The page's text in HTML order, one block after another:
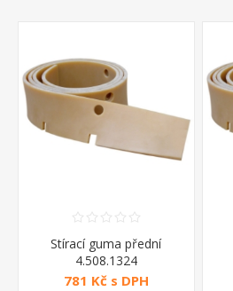
Stírací guma přední
4.508.1324
781 Kč s DPH